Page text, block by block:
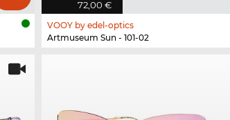
72,00 €
VOOY by edel-optics
Artmuseum Sun - 101-02